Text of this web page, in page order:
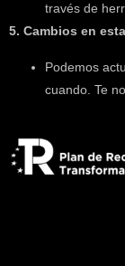
través de
5. Cambios en
Podemos
cuando. Te